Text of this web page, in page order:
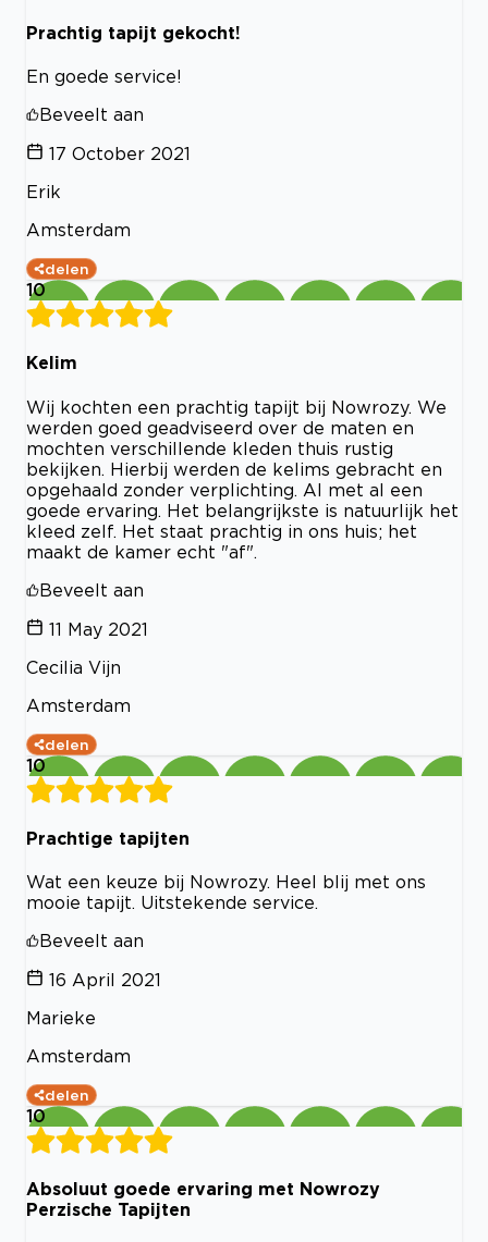
Prachtig tapijt gekocht!
En goede service!
Beveelt aan
17 October 2021
Erik
Amsterdam
delen
10
Kelim
Wij kochten een prachtig tapijt bij Nowrozy. We
werden goed geadviseerd over de maten en
mochten verschillende kleden thuis rustig
bekijken. Hierbij werden de kelims gebracht en
opgehaald zonder verplichting. Al met al een
goede ervaring. Het belangrijkste is natuurlijk het
kleed zelf. Het staat prachtig in ons huis; het
maakt de kamer echt "af".
Beveelt aan
11 May 2021
Cecilia Vijn
Amsterdam
delen
10
Prachtige tapijten
Wat een keuze bij Nowrozy. Heel blij met ons
mooie tapijt. Uitstekende service.
Beveelt aan
16 April 2021
Marieke
Amsterdam
delen
10
Absoluut goede ervaring met Nowrozy
Perzische Tapijten